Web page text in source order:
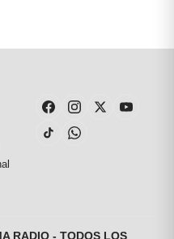
RADIO - TODOS LOS